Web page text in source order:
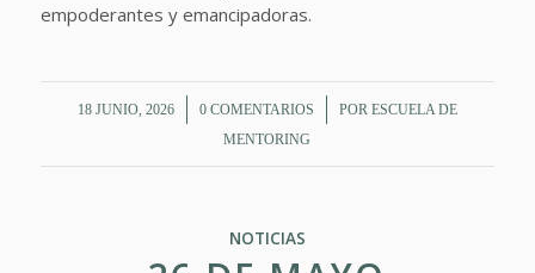
empoderantes y emancipadoras.
18 JUNIO, 2026
/ 0 COMENTARIOS
/ POR ESCUELA DE
MENTORING
NOTICIAS